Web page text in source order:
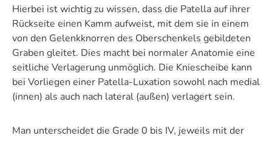
Hierbei ist wichtig zu wissen, dass die Patella auf ihrer
Rückseite einen Kamm aufweist, mit dem sie in einem
von den Gelenkknorren des Oberschenkels gebildeten
Graben gleitet. Dies macht bei normaler Anatomie eine
seitliche Verlagerung unmöglich. Die Kniescheibe kann
bei Vorliegen einer Patella-Luxation sowohl nach medial
(innen) als auch nach lateral (außen) verlagert sein.
Man unterscheidet die Grade 0 bis IV, jeweils mit der